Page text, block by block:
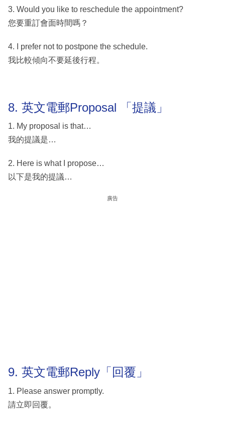
3. Would you like to reschedule the appointment?
您要重訂會面時間嗎？
4. I prefer not to postpone the schedule.
我比較傾向不要延後行程。
8. 英文電郵Proposal 「提議」
1. My proposal is that…
我的提議是…
2. Here is what I propose…
以下是我的提議…
廣告
9. 英文電郵Reply「回覆」
1. Please answer promptly.
請立即回覆。